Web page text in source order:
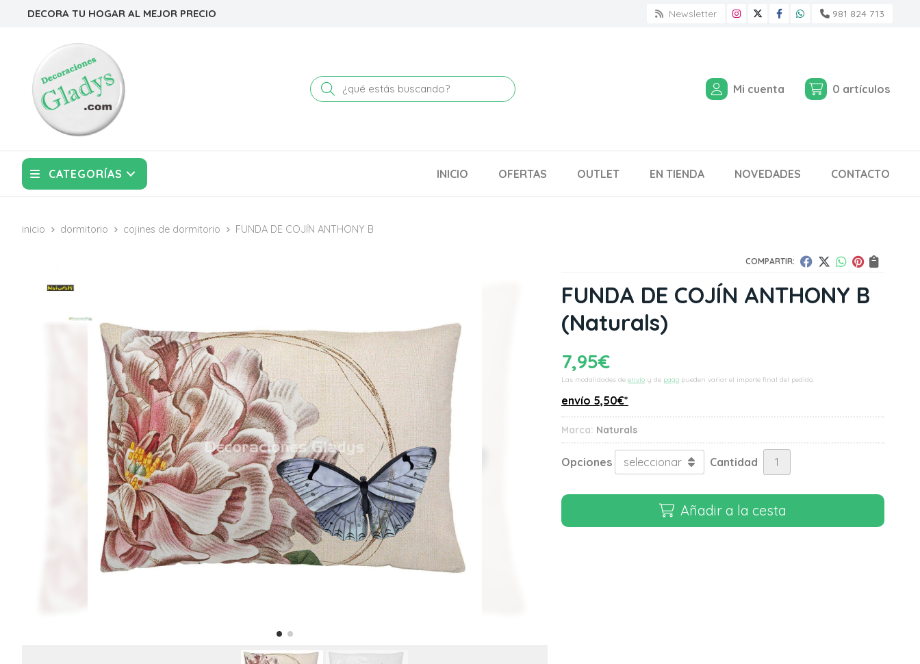
DECORA TU HOGAR AL MEJOR PRECIO Newsletter 981 824 713
Buscar Mi cuenta 0 artículos
CATEGORÍAS INICIO OFERTAS OUTLET EN TIENDA NOVEDADES CONTACTO
inicio dormitorio cojines de dormitorio FUNDA DE COJÍN ANTHONY B
COMPARTIR:
FUNDA DE COJÍN ANTHONY B
(Naturals)
7,95€
Las modalidades de envío y de pago pueden variar el importe final del pedido.
envío 5,50€*
Marca: Naturals
Opciones Cantidad
Añadir a la cesta